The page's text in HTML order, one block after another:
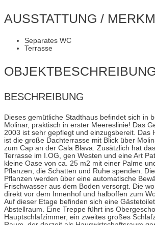
AUSSTATTUNG /
Separates WC
Terrasse
BESCHREIBUNG
Dieses gemütliche Stadthaus befindet sich in
Molinar, praktisch in erster Meereslinie! Das
2003 ist sehr gepflegt und einzugsbereit. Das
ist die große Dachterrasse mit Blick über
zum Cap an der Cala Blava. Zusätzlich hat
Terrasse im I.OG, gen Westen und eine Art
kleine Oase von ca. 25 m2 mit einer Palme
Pflanzen, die Schatten und Ruhe spenden.
Pflanzen werden über eine automatische
Frischwasser aus dem Boden versorgt. Die
direkt vor dem Innenhof und halboffen zum
Auf dieser Etage befinden sich eine
Abstellraum. Eine Treppe führt ins
Hauptschlafzimmer, ein zweites großes